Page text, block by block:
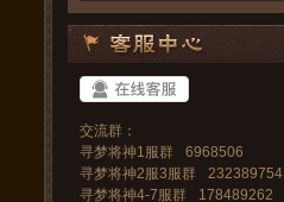
交流群：
寻梦将神1服群
6968506
寻梦将神2服3服群
232389754
寻梦将神4-7服群
178489262